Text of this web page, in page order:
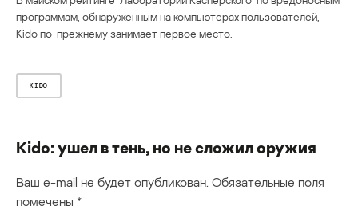
программам, обнаруженным на компьютерах пользователей,
Kido по-прежнему занимает первое место.
KIDO
Kido: ушел в тень, но не сложил оружия
Ваш e-mail не будет опубликован. Обязательные поля
помечены *